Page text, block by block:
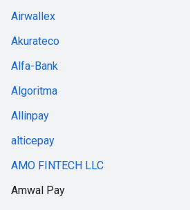
Airwallex
Akurateco
Alfa-Bank
Algoritma
Allinpay
alticepay
AMO FINTECH LLC
Amwal Pay